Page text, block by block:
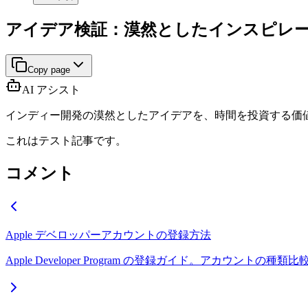
アイデア検証：漠然としたインスピレ
Copy page
AI アシスト
インディー開発の漠然としたアイデアを、時間を投資する
これはテスト記事です。
コメント
Apple デベロッパーアカウントの登録方法
Apple Developer Program の登録ガイド。アカウントの種類